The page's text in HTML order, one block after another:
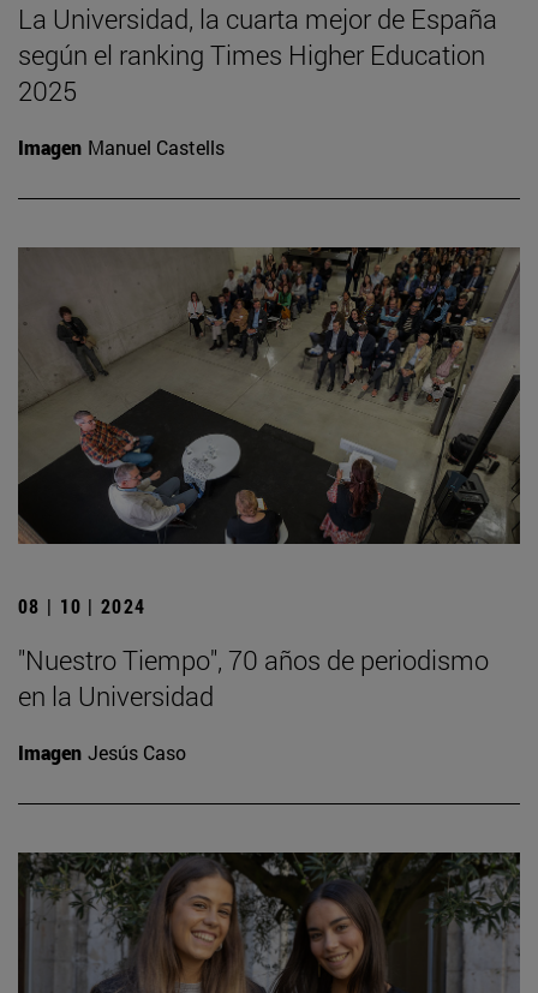
La Universidad, la cuarta mejor de España
según el ranking Times Higher Education
2025
Imagen Manuel Castells
08 | 10 | 2024
"Nuestro Tiempo", 70 años de periodismo
en la Universidad
Imagen Jesús Caso